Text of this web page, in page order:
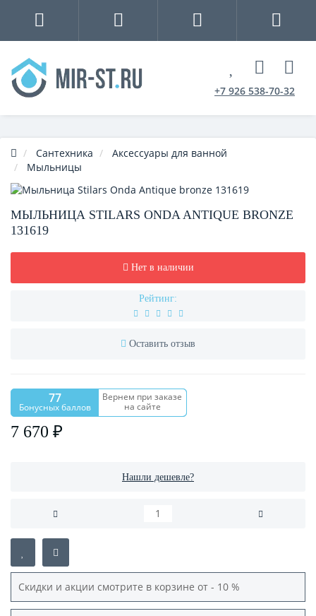
+7 926 538-70-32
Сантехника
Аксессуары для ванной
Мыльницы
МЫЛЬНИЦА STILARS ONDA ANTIQUE BRONZE
131619
Нет в наличии
Рейтинг:
Оставить отзыв
77
Бонусных баллов
Вернем при заказе
на сайте
7 670 ₽
Нашли дешевле?
Скидки и акции смотрите в корзине от - 10 %